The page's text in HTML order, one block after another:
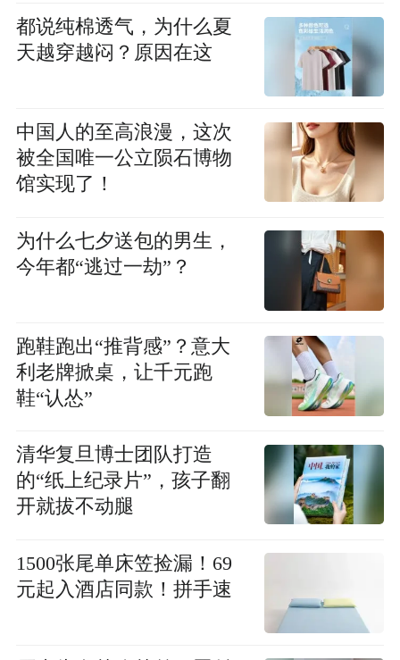
都说纯棉透气，为什么夏
天越穿越闷？原因在这
中国人的至高浪漫，这次
被全国唯一公立陨石博物
馆实现了！
为什么七夕送包的男生，
今年都“逃过一劫”？
跑鞋跑出“推背感”？意大
利老牌掀桌，让千元跑
鞋“认怂”
清华复旦博士团队打造
的“纸上纪录片”，孩子翻
开就拔不动腿
1500张尾单床笠捡漏！69
元起入酒店同款！拼手速